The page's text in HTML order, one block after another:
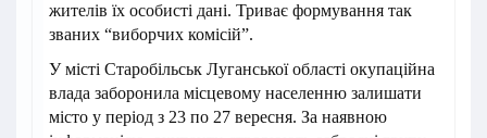
жителів їх особисті дані. Триває формування так
званих “виборчих комісій”.
У місті Старобільськ Луганської області окупаційна
влада заборонила місцевому населенню залишати
місто у період з 23 по 27 вересня. За наявною